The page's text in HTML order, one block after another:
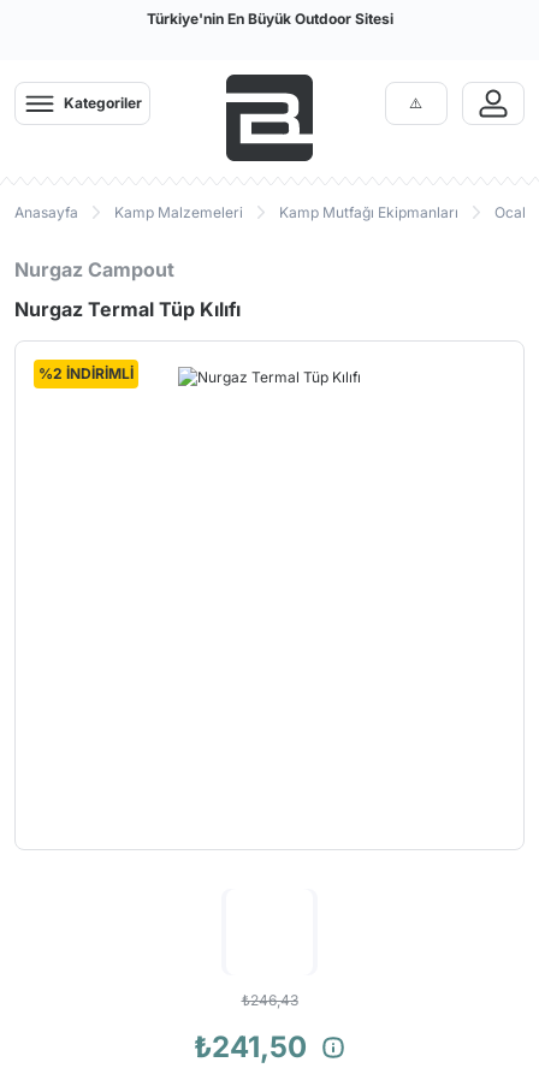
Türkiye'nin En Büyük Outdoor Sitesi
Kategoriler
Anasayfa Kamp Malzemeleri Kamp Mutfağı Ekipmanları Ocak
Nurgaz Campout
Nurgaz Termal Tüp Kılıfı
%2 İNDİRİMLİ
₺246,43
₺241,50